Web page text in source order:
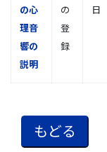
の心
理音
響の
説明
の
登
録
日
もどる